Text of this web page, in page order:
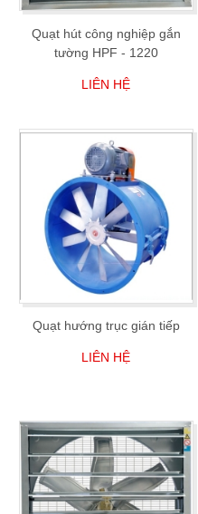
Quạt hút công nghiệp gắn
tường HPF - 1220
LIÊN HỆ
Quạt hướng trục gián tiếp
LIÊN HỆ